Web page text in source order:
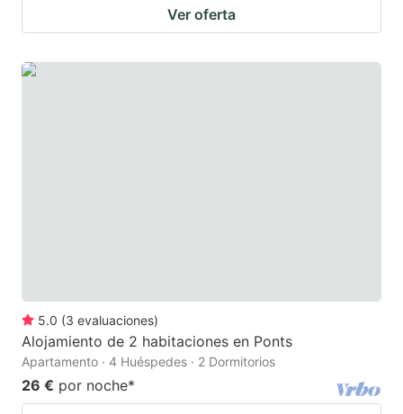
Ver oferta
5.0 (3 evaluaciones)
Alojamiento de 2 habitaciones en Ponts
Apartamento · 4 Huéspedes · 2 Dormitorios
26 € por noche*